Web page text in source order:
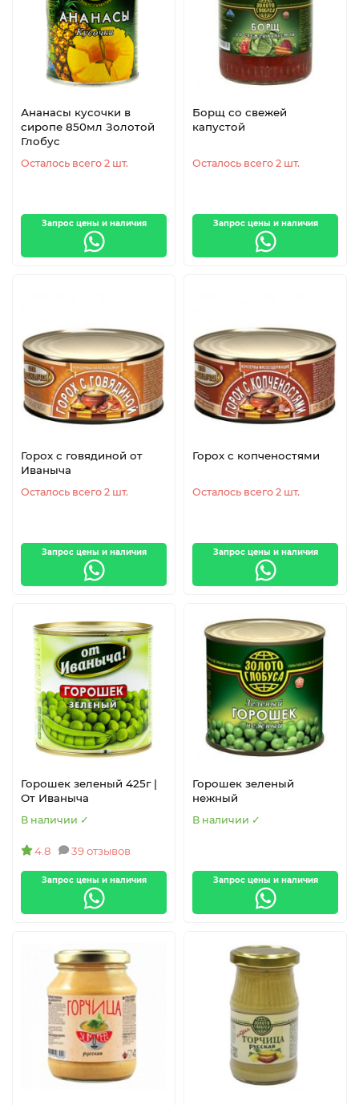
Персики Брусника
Черника Клюква
Перец Огурцы
Кабачки Баклажаны
Оливки Каперсы
Ананасы кусочки в
сиропе 850мл Золотой
Глобус
Осталось всего 2 шт.
Запрос цены и наличия
Борщ со свежей
капустой
Осталось всего 2 шт.
Запрос цены и наличия
Горох с говядиной от
Иваныча
Осталось всего 2 шт.
Запрос цены и наличия
Горох с копченостями
Осталось всего 2 шт.
Запрос цены и наличия
Горошек зеленый 425г |
От Иваныча
В наличии ✓
4.8 39 отзывов
Запрос цены и наличия
Горошек зеленый
нежный
В наличии ✓
Запрос цены и наличия